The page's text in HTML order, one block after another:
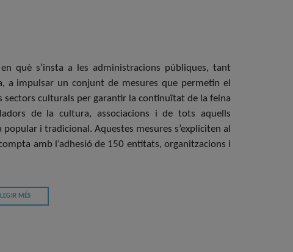
què s’insta a les administracions públiques, tant
a impulsar un conjunt de mesures que permetin el
culturals per garantir la continuïtat de la feina
de la cultura, associacions i de tots aquells
i tradicional. Aquestes mesures s’expliciten al
amb l’adhesió de 150 entitats, organitzacions i
MÉS